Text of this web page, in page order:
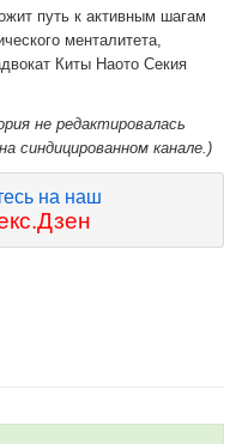
путь к активным шагам
менталитета,
Киты Наото Секия
не редактировалась
синдицированном канале.)
на наш